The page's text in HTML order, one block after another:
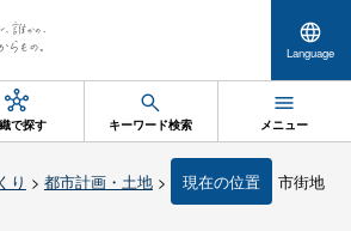
Language
で探す キーワード検索 メニュー
り > 都市計画・土地> 現在の位置
市街地